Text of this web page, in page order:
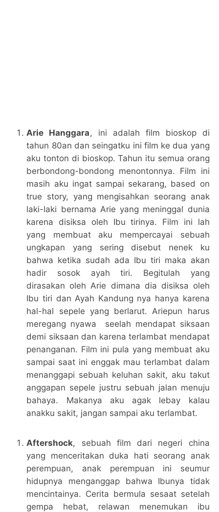
Arie Hanggara, ini adalah film bioskop di
tahun 80an dan seingatku ini film ke dua yang
aku tonton di bioskop. Tahun itu semua orang
berbondong-bondong menontonnya. Film ini
masih aku ingat sampai sekarang, based on
true story, yang mengisahkan seorang anak
laki-laki bernama Arie yang meninggal dunia
karena disiksa oleh Ibu tirinya. Film ini lah
yang membuat aku mempercayai sebuah
ungkapan yang sering disebut nenek ku
bahwa ketika sudah ada Ibu tiri maka akan
hadir sosok ayah tiri. Begitulah yang
dirasakan oleh Arie dimana dia disiksa oleh
Ibu tiri dan Ayah Kandung nya hanya karena
hal-hal sepele yang berlarut. Ariepun harus
meregang nyawa seelah mendapat siksaan
demi siksaan dan karena terlambat mendapat
penanganan. Film ini pula yang membuat aku
sampai saat ini enggak mau terlambat dalam
menanggapi sebuah keluhan sakit, aku takut
anggapan sepele justru sebuah jalan menuju
bahaya. Makanya aku agak lebay kalau
anakku sakit, jangan sampai aku terlambat.
Aftershock, sebuah film dari negeri china
yang menceritakan duka hati seorang anak
perempuan, anak perempuan ini seumur
hidupnya menganggap bahwa Ibunya tidak
mencintainya. Cerita bermula sesaat setelah
gempa hebat, relawan menemukan ibu